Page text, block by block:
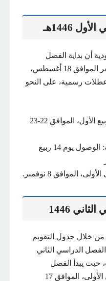
1446هـ
أن بداية الفصل
الدراسي الأول ستكون 14 صفر الموافق 18 أغسطس،
رسمية، على النحو
العطلة الوطنية: 19-20 ربيع الأول، الموافق 22-23
عطلة نهاية أسبوع طويلة: الوصول يوم 14 ربيع
1446
من خلال جدول التقويم
إلى أن الفصل الدراسي الثاني
حيث يبدأ الفصل
الدراسي الثاني في 15 جمادى الأولى، الموافق 17